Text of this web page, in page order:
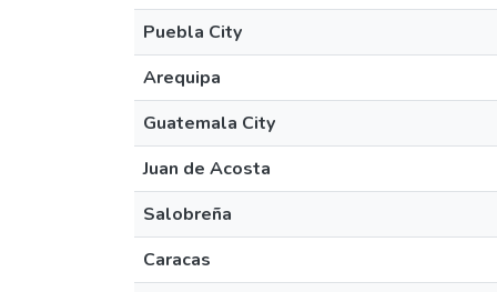
Puebla City
Arequipa
Guatemala City
Juan de Acosta
Salobreña
Caracas